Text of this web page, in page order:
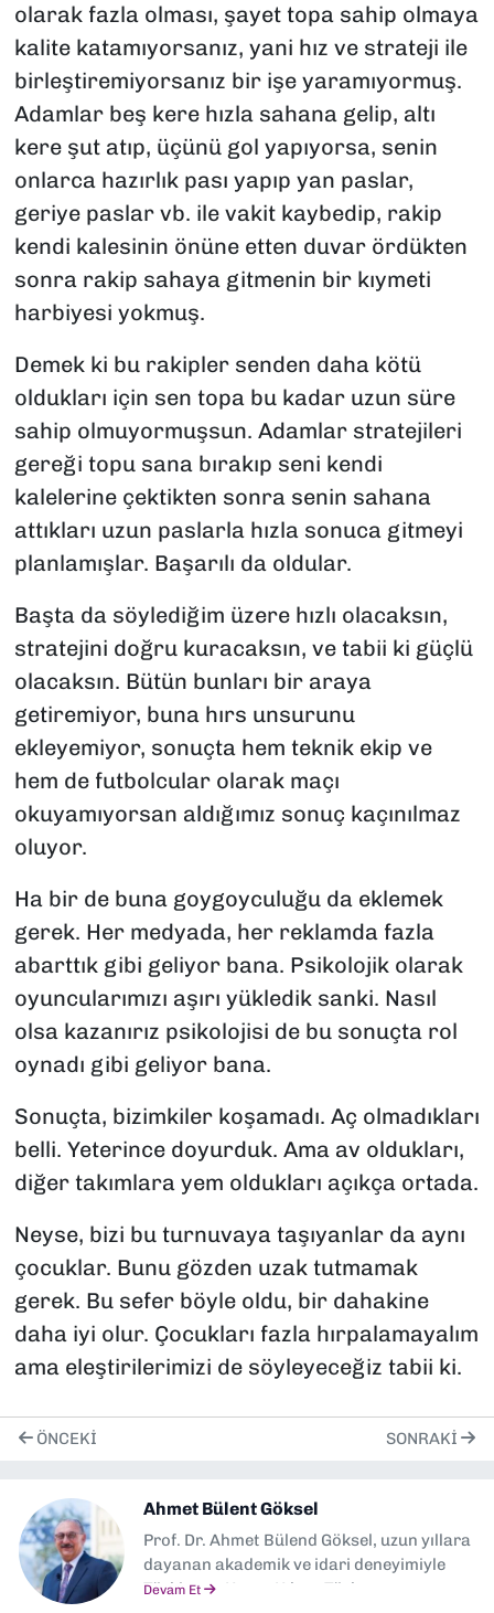
olarak fazla olması, şayet topa sahip olmaya
kalite katamıyorsanız, yani hız ve strateji ile
birleştiremiyorsanız bir işe yaramıyormuş.
Adamlar beş kere hızla sahana gelip, altı
kere şut atıp, üçünü gol yapıyorsa, senin
onlarca hazırlık pası yapıp yan paslar,
geriye paslar vb. ile vakit kaybedip, rakip
kendi kalesinin önüne etten duvar ördükten
sonra rakip sahaya gitmenin bir kıymeti
harbiyesi yokmuş.
Demek ki bu rakipler senden daha kötü
oldukları için sen topa bu kadar uzun süre
sahip olmuyormuşsun. Adamlar stratejileri
gereği topu sana bırakıp seni kendi
kalelerine çektikten sonra senin sahana
attıkları uzun paslarla hızla sonuca gitmeyi
planlamışlar. Başarılı da oldular.
Başta da söylediğim üzere hızlı olacaksın,
stratejini doğru kuracaksın, ve tabii ki güçlü
olacaksın. Bütün bunları bir araya
getiremiyor, buna hırs unsurunu
ekleyemiyor, sonuçta hem teknik ekip ve
hem de futbolcular olarak maçı
okuyamıyorsan aldığımız sonuç kaçınılmaz
oluyor.
Ha bir de buna goygoyculuğu da eklemek
gerek. Her medyada, her reklamda fazla
abarttık gibi geliyor bana. Psikolojik olarak
oyuncularımızı aşırı yükledik sanki. Nasıl
olsa kazanırız psikolojisi de bu sonuçta rol
oynadı gibi geliyor bana.
Sonuçta, bizimkiler koşamadı. Aç olmadıkları
belli. Yeterince doyurduk. Ama av oldukları,
diğer takımlara yem oldukları açıkça ortada.
Neyse, bizi bu turnuvaya taşıyanlar da aynı
çocuklar. Bunu gözden uzak tutmamak
gerek. Bu sefer böyle oldu, bir dahakine
daha iyi olur. Çocukları fazla hırpalamayalım
ama eleştirilerimizi de söyleyeceğiz tabii ki.
ÖNCEKI SONRAKI
Ahmet Bülent Göksel
Prof. Dr. Ahmet Bülend Göksel, uzun yıllara
dayanan akademik ve idari deneyimiyle
Türkiye ve Kuzey Kıbrıs Türk
Devam Et